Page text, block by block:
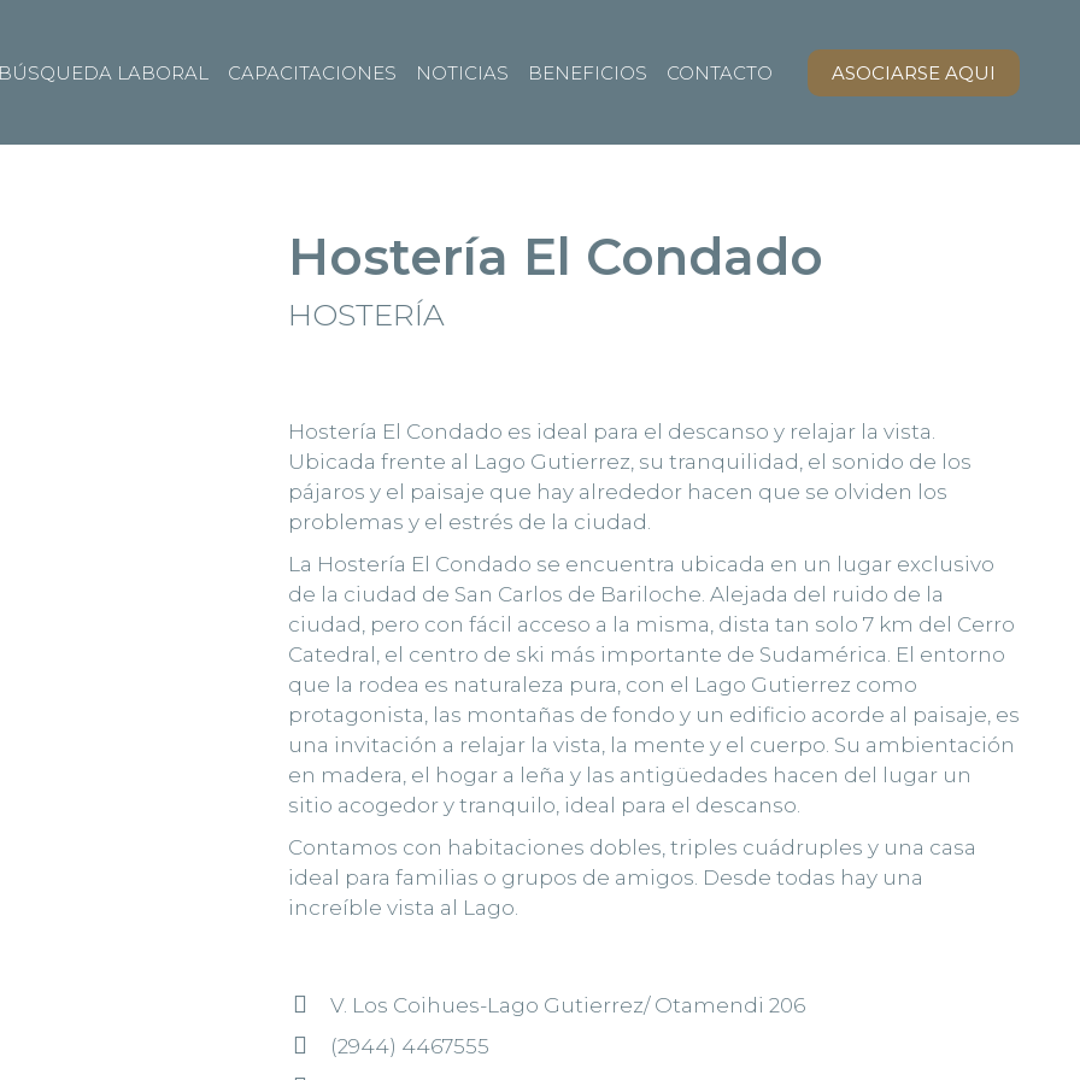
BÚSQUEDA LABORAL CAPACITACIONES NOTICIAS BENEFICIOS CONTACTO ASOCIARSE AQUI
Hostería El Condado
HOSTERÍA
Hostería El Condado es ideal para el descanso y relajar la vista.
Ubicada frente al Lago Gutierrez, su tranquilidad, el sonido de los
pájaros y el paisaje que hay alrededor hacen que se olviden los
problemas y el estrés de la ciudad.
La Hostería El Condado se encuentra ubicada en un lugar exclusivo
de la ciudad de San Carlos de Bariloche. Alejada del ruido de la
ciudad, pero con fácil acceso a la misma, dista tan solo 7 km del Cerro
Catedral, el centro de ski más importante de Sudamérica. El entorno
que la rodea es naturaleza pura, con el Lago Gutierrez como
protagonista, las montañas de fondo y un edificio acorde al paisaje, es
una invitación a relajar la vista, la mente y el cuerpo. Su ambientación
en madera, el hogar a leña y las antigüedades hacen del lugar un
sitio acogedor y tranquilo, ideal para el descanso.
Contamos con habitaciones dobles, triples cuádruples y una casa
ideal para familias o grupos de amigos. Desde todas hay una
increíble vista al Lago.
V. Los Coihues-Lago Gutierrez/ Otamendi 206
(2944) 4467555